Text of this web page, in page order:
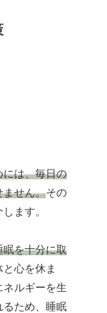
には、毎日の
ません。その
ます。
眠を十分に取
心を休ま
ルギーを生
るため、睡眠